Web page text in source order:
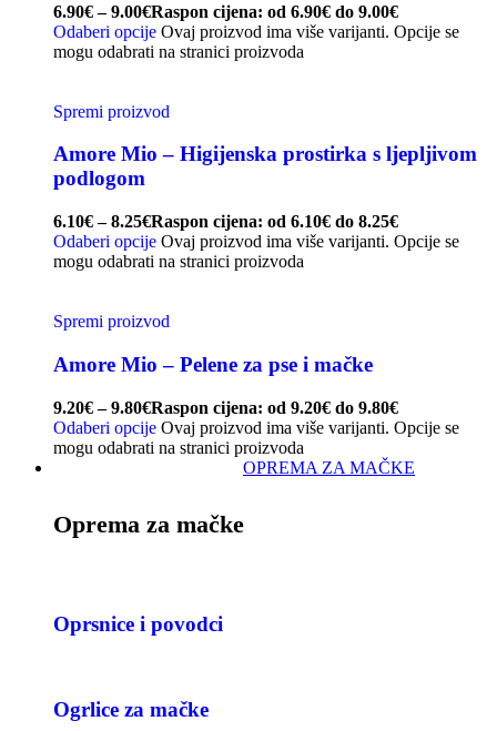
6.90€ – 9.00€Raspon cijena: od 6.90€ do 9.00€
Odaberi opcije Ovaj proizvod ima više varijanti. Opcije se
mogu odabrati na stranici proizvoda
Spremi proizvod
Amore Mio – Higijenska prostirka s ljepljivom
podlogom
6.10€ – 8.25€Raspon cijena: od 6.10€ do 8.25€
Odaberi opcije Ovaj proizvod ima više varijanti. Opcije se
mogu odabrati na stranici proizvoda
Spremi proizvod
Amore Mio – Pelene za pse i mačke
9.20€ – 9.80€Raspon cijena: od 9.20€ do 9.80€
Odaberi opcije Ovaj proizvod ima više varijanti. Opcije se
mogu odabrati na stranici proizvoda
OPREMA ZA MAČKE
Oprema za mačke
Oprsnice i povodci
Ogrlice za mačke